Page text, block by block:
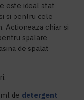
este ideal atat
si pentru cele
Actioneaza chiar si
spalare
de spalat
de detergent